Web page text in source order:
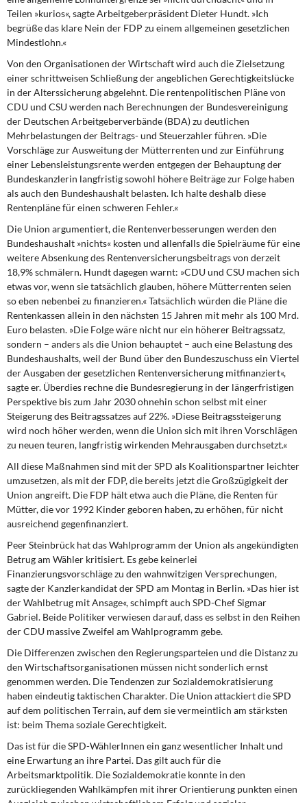
Teilen »kurios«, sagte Arbeitgeberpräsident Dieter Hundt. »Ich
begrüße das klare Nein der FDP zu einem allgemeinen gesetzlichen
Mindestlohn.«
Von den Organisationen der Wirtschaft wird auch die Zielsetzung
einer schrittweisen Schließung der angeblichen Gerechtigkeitslücke
in der Alterssicherung abgelehnt. Die rentenpolitischen Pläne von
CDU und CSU werden nach Berechnungen der Bundesvereinigung
der Deutschen Arbeitgeberverbände (BDA) zu deutlichen
Mehrbelastungen der Beitrags- und Steuerzahler führen. »Die
Vorschläge zur Ausweitung der Mütterrenten und zur Einführung
einer Lebensleistungsrente werden entgegen der Behauptung der
Bundeskanzlerin langfristig sowohl höhere Beiträge zur Folge haben
als auch den Bundeshaushalt belasten. Ich halte deshalb diese
Rentenpläne für einen schweren Fehler.«
Die Union argumentiert, die Rentenverbesserungen werden den
Bundeshaushalt »nichts« kosten und allenfalls die Spielräume für eine
weitere Absenkung des Rentenversicherungsbeitrags von derzeit
18,9% schmälern. Hundt dagegen warnt: »CDU und CSU machen sich
etwas vor, wenn sie tatsächlich glauben, höhere Mütterrenten seien
so eben nebenbei zu finanzieren.« Tatsächlich würden die Pläne die
Rentenkassen allein in den nächsten 15 Jahren mit mehr als 100 Mrd.
Euro belasten. »Die Folge wäre nicht nur ein höherer Beitragssatz,
sondern – anders als die Union behauptet – auch eine Belastung des
Bundeshaushalts, weil der Bund über den Bundeszuschuss ein Viertel
der Ausgaben der gesetzlichen Rentenversicherung mitfinanziert«,
sagte er. Überdies rechne die Bundesregierung in der längerfristigen
Perspektive bis zum Jahr 2030 ohnehin schon selbst mit einer
Steigerung des Beitragssatzes auf 22%. »Diese Beitragssteigerung
wird noch höher werden, wenn die Union sich mit ihren Vorschlägen
zu neuen teuren, langfristig wirkenden Mehrausgaben durchsetzt.«
All diese Maßnahmen sind mit der SPD als Koalitionspartner leichter
umzusetzen, als mit der FDP, die bereits jetzt die Großzügigkeit der
Union angreift. Die FDP hält etwa auch die Pläne, die Renten für
Mütter, die vor 1992 Kinder geboren haben, zu erhöhen, für nicht
ausreichend gegenfinanziert.
Peer Steinbrück hat das Wahlprogramm der Union als angekündigten
Betrug am Wähler kritisiert. Es gebe keinerlei
Finanzierungsvorschläge zu den wahnwitzigen Versprechungen,
sagte der Kanzlerkandidat der SPD am Montag in Berlin. »Das hier ist
der Wahlbetrug mit Ansage«, schimpft auch SPD-Chef Sigmar
Gabriel. Beide Politiker verwiesen darauf, dass es selbst in den Reihen
der CDU massive Zweifel am Wahlprogramm gebe.
Die Differenzen zwischen den Regierungsparteien und die Distanz zu
den Wirtschaftsorganisationen müssen nicht sonderlich ernst
genommen werden. Die Tendenzen zur Sozialdemokratisierung
haben eindeutig taktischen Charakter. Die Union attackiert die SPD
auf dem politischen Terrain, auf dem sie vermeintlich am stärksten
ist: beim Thema soziale Gerechtigkeit.
Das ist für die SPD-WählerInnen ein ganz wesentlicher Inhalt und
eine Erwartung an ihre Partei. Das gilt auch für die
Arbeitsmarktpolitik. Die Sozialdemokratie konnte in den
zurückliegenden Wahlkämpfen mit ihrer Orientierung punkten einen